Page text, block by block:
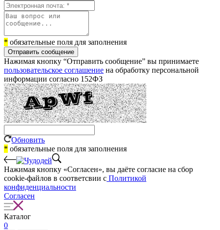
* обязательные поля для заполнения
Отправить сообщение
Нажимая кнопку “Отправить сообщение” вы принимаете
пользовательское соглашение на обработку персональной
информации согласно 152ФЗ
Обновить
* обязательные поля для заполнения
Нажимая кнопку «Согласен», вы даёте cогласие на сбор
cookie-файлов в соответсвии с Политикой
конфиденциальности
Согласен
Каталог
0